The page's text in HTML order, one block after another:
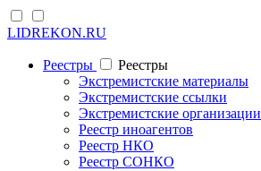
LIDREKON.RU
Реестры
Реестры
Экстремистские материалы
Экстремистские ссылки
Экстремистские организации
Реестр иноагентов
Реестр НКО
Реестр СОНКО